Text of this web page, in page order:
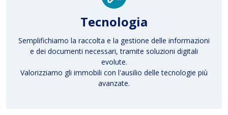
Tecnologia
Semplifichiamo la raccolta e la gestione delle informazioni
e dei documenti necessari, tramite soluzioni digitali
evolute.
Valorizziamo gli immobili con l'ausilio delle tecnologie più
avanzate.